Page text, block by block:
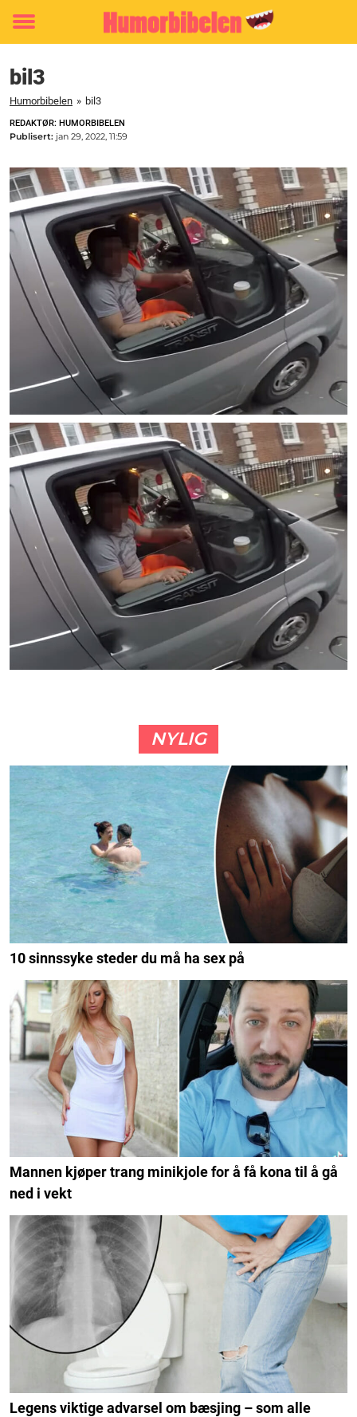
Toggle
bil3
Humorbibelen » bil3
REDAKTØR: HUMORBIBELEN
Publisert: jan 29, 2022, 11:59
NYLIG
10 sinnssyke steder du må ha sex på
Mannen kjøper trang minikjole for å få kona til å gå
ned i vekt
Legens viktige advarsel om bæsjing – som alle